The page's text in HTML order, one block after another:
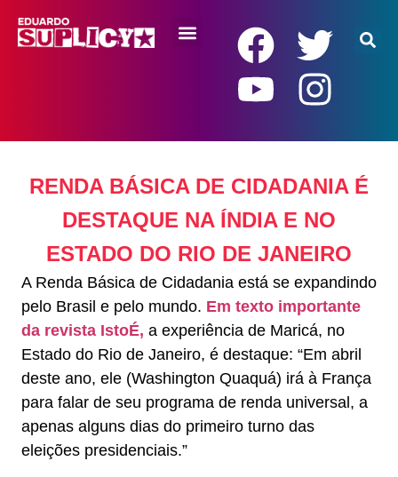
RENDA BÁSICA DE CIDADANIA É
DESTAQUE NA ÍNDIA E NO
ESTADO DO RIO DE JANEIRO
A Renda Básica de Cidadania está se expandindo
pelo Brasil e pelo mundo. Em texto importante
da revista IstoÉ, a experiência de Maricá, no
Estado do Rio de Janeiro, é destaque: “Em abril
deste ano, ele (Washington Quaquá) irá à França
para falar de seu programa de renda universal, a
apenas alguns dias do primeiro turno das
eleições presidenciais.”